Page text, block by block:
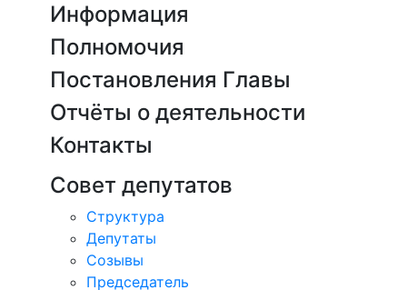
Информация
Полномочия
Постановления Главы
Отчёты о деятельности
Контакты
Совет депутатов
Структура
Депутаты
Созывы
Председатель